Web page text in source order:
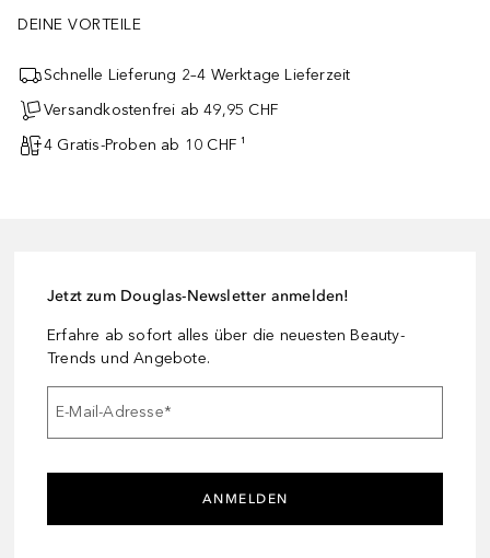
DEINE VORTEILE
Schnelle Lieferung 2–4 Werktage Lieferzeit
Versandkostenfrei ab 49,95 CHF
4 Gratis-Proben ab 10 CHF ¹
Jetzt zum Douglas-Newsletter anmelden!
Erfahre ab sofort alles über die neuesten Beauty-
Trends und Angebote.
E-Mail-Adresse*
ANMELDEN